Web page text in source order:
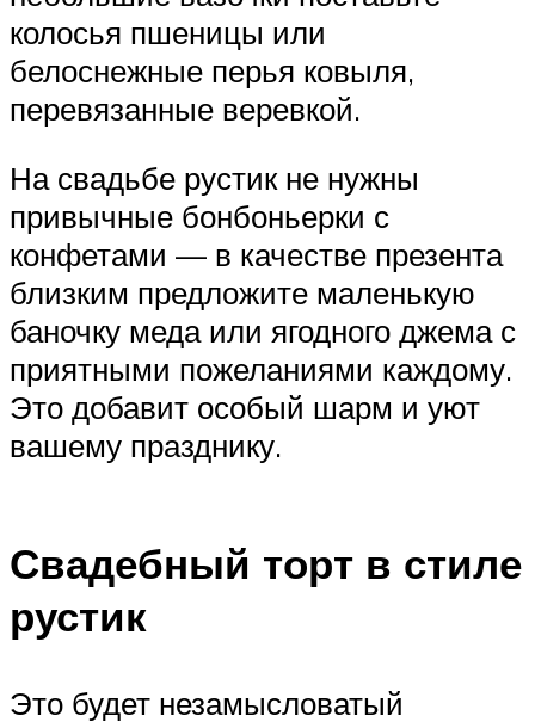
колосья пшеницы или
белоснежные перья ковыля,
перевязанные веревкой.
На свадьбе рустик не нужны
привычные бонбоньерки с
конфетами — в качестве презента
близким предложите маленькую
баночку меда или ягодного джема с
приятными пожеланиями каждому.
Это добавит особый шарм и уют
вашему празднику.
Свадебный торт в стиле
рустик
Это будет незамысловатый